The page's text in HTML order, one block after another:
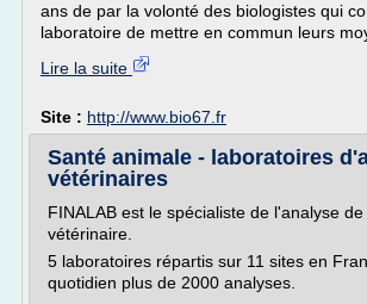
ans de par la volonté des biologistes qui
laboratoire de mettre en commun leurs
Lire la suite
Site : http://www.bio67.fr
Santé animale - laboratoires
vétérinaires
FINALAB est le spécialiste de l'analyse
vétérinaire.
5 laboratoires répartis sur 11 sites en
quotidien plus de 2000 analyses.